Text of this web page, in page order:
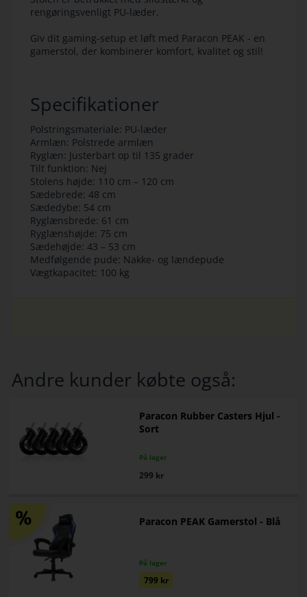
rengøringsvenligt PU-læder.
Giv dit gaming-setup et løft med Paracon PEAK - en
gamerstol, der kombinerer komfort, kvalitet og stil!
Specifikationer
Polstringsmateriale: PU-læder
Armlæn: Polstrede armlæn
Ryglæn: Justerbart op til 135 grader
Tilt funktion: Nej
Stolens højde: 110 cm – 120 cm
Sædebrede: 48 cm
Sædedybe: 54 cm
Ryglænsbrede: 61 cm
Ryglænshøjde: 75 cm
Sædehøjde: 43 – 53 cm
Medfølgende pude: Nakke- og lændepude
Vægtkapacitet: 100 kg
Andre kunder købte også:
Paracon Rubber Casters Hjul -
Sort
På lager
299 kr
Paracon PEAK Gamerstol - Blå
På lager
799 kr